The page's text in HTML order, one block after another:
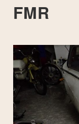
FMR